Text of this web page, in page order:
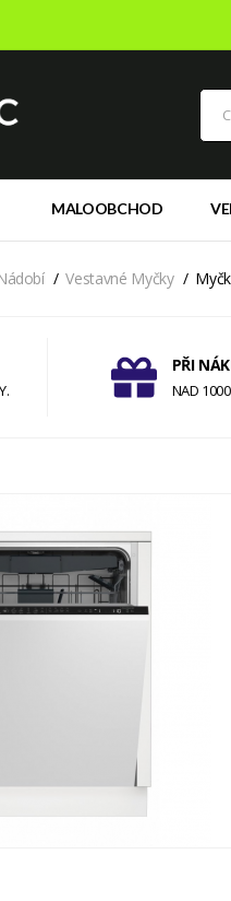
MALOOBCHOD
Vestavné Myčky
PŘI
NAD